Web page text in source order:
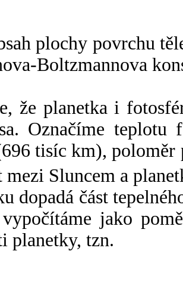
plochy povrchu
Boltzmannova
že planetka i
Označíme
tisíc km),
mezi Sluncem a
dopadá část
jako
planetky, tzn.